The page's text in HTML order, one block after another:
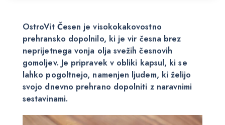
OstroVit Česen je visokokakovostno
prehransko dopolnilo, ki je vir česna brez
neprijetnega vonja olja svežih česnovih
gomoljev. Je pripravek v obliki kapsul, ki se
lahko pogoltnejo, namenjen ljudem, ki želijo
svojo dnevno prehrano dopolniti z naravnimi
sestavinami.